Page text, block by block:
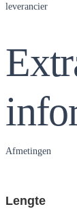
leverancier
Afmetingen
Lengte